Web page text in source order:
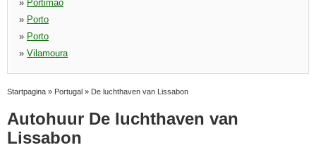
» Portimao
» Porto
» Porto
» Vilamoura
Startpagina » Portugal » De luchthaven van Lissabon
Autohuur De luchthaven van
Lissabon